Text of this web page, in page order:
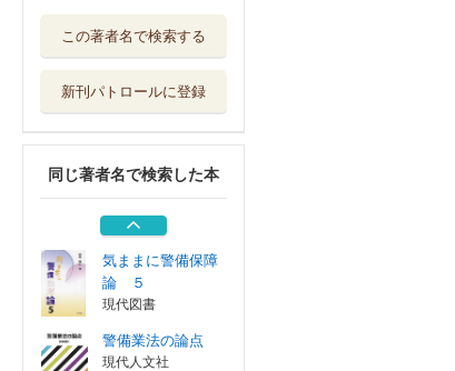
この著者名で検索する
新刊パトロールに登録
同じ著者名で検索した本
論 ４
社会病理学の足跡
学文社
気ままに警備保障
論 ２
現代図書
気ままに警備保障
論 ５
現代図書
警備業法の論点
現代人文社